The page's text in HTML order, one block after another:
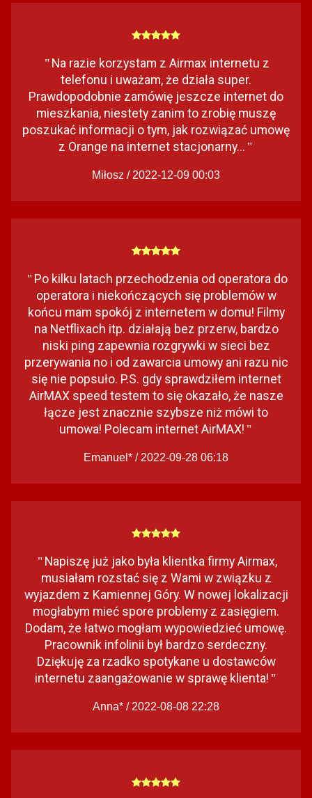
" Na razie korzystam z Airmax internetu z
telefonu i uważam, że działa super.
Prawdopodobnie zamówię jeszcze internet do
mieszkania, niestety zanim to zrobię muszę
poszukać informacji o tym, jak rozwiązać umowę
z Orange na internet stacjonarny... "
Miłosz / 2022-12-09 00:03
" Po kilku latach przechodzenia od operatora do
operatora i niekończących się problemów w
końcu mam spokój z internetem w domu! Filmy
na Netflixach itp. działają bez przerw, bardzo
niski ping zapewnia rozgrywki w sieci bez
przerywania no i od zawarcia umowy ani razu nic
się nie popsuło. P.S. gdy sprawdziłem internet
AirMAX speed testem to się okazało, że nasze
łącze jest znacznie szybsze niż mówi to
umowa! Polecam internet AirMAX! "
Emanuel* / 2022-09-28 06:18
" Napiszę już jako była klientka firmy Airmax,
musiałam rozstać się z Wami w związku z
wyjazdem z Kamiennej Góry. W nowej lokalizacji
mogłabym mieć spore problemy z zasięgiem.
Dodam, że łatwo mogłam wypowiedzieć umowę.
Pracownik infolinii był bardzo serdeczny.
Dziękuję za rzadko spotykane u dostawców
internetu zaangażowanie w sprawę klienta! "
Anna* / 2022-08-08 22:28